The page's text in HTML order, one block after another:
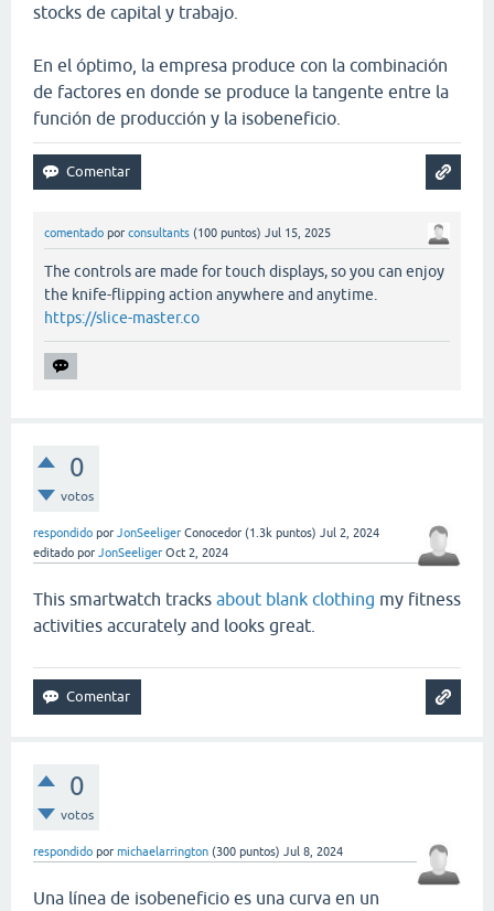
stocks de capital y trabajo.
En el óptimo, la empresa produce con la combinación
de factores en donde se produce la tangente entre la
función de producción y la isobeneficio.
comentado por consultants (100 puntos) Jul 15, 2025
The controls are made for touch displays, so you can enjoy
the knife-flipping action anywhere and anytime.
https://slice-master.co
0
votos
respondido por JonSeeliger Conocedor (1.3k puntos) Jul 2, 2024
editado por JonSeeliger Oct 2, 2024
This smartwatch tracks about blank clothing my fitness
activities accurately and looks great.
0
votos
respondido por michaelarrington (300 puntos) Jul 8, 2024
Una línea de isobeneficio es una curva en un